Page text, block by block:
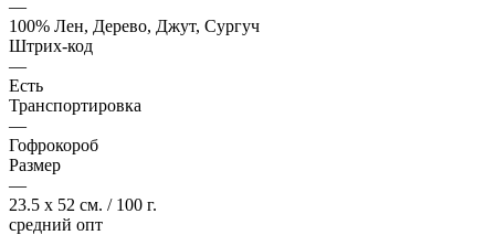
—
100% Лен, Дерево, Джут, Сургуч
Штрих-код
—
Есть
Транспортировка
—
Гофрокороб
Размер
—
23.5 x 52 см. / 100 г.
средний опт